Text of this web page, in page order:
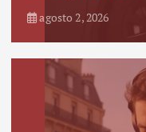
agosto 2, 2026